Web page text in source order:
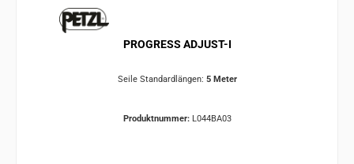
PROGRESS ADJUST-I
Seile Standardlängen: 5 Meter
Produktnummer: L044BA03